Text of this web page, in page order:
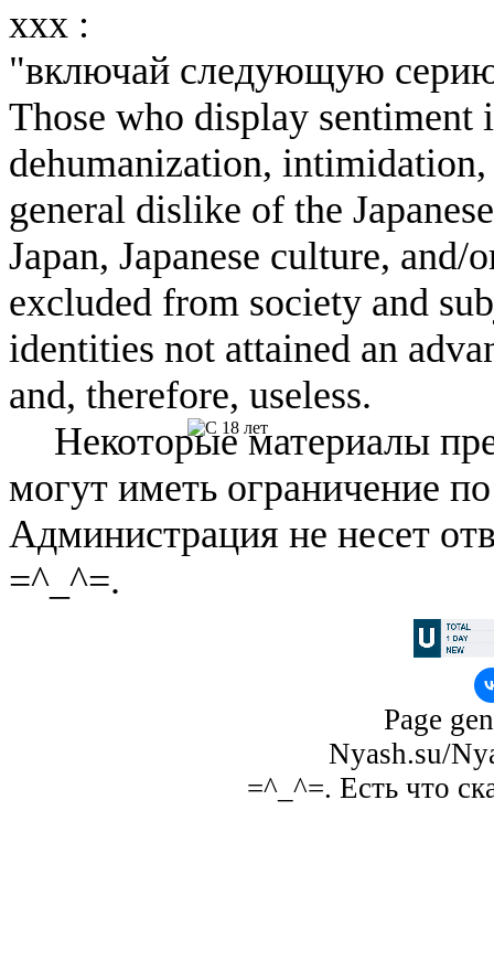
xxx :
"включай следующую
Those who display
dehumanization,
general dislike of the
Japan, Japanese culture, and/
excluded from society and
identities not attained an
and, therefore, useless.
Некоторые материалы
могут иметь ограничение
Администрация не несет
=^_^=.
Page
Nyash.su/
=^_^=. Есть что